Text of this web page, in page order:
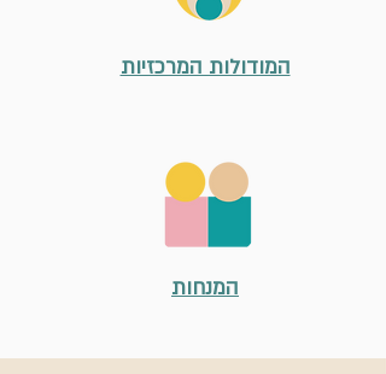
המודולות המרכזיות
המנחות